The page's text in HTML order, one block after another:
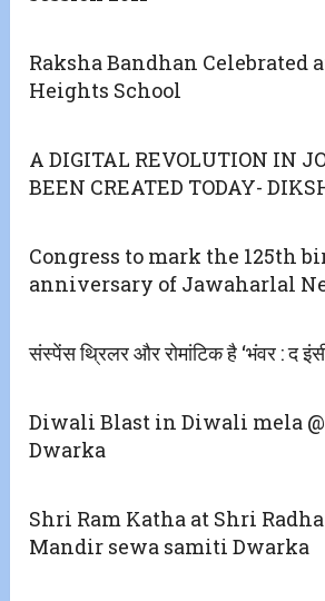
Raksha Bandhan Celebrated
Heights School
A DIGITAL REVOLUTION IN
BEEN CREATED TODAY-
Congress to mark the 125th
anniversary of Jawaharlal
संस्पेंस थ्रिलर और रोमांटिक है ‘भंवर : द
Diwali Blast in Diwali mela
Dwarka
Shri Ram Katha at Shri
Mandir sewa samiti Dwarka